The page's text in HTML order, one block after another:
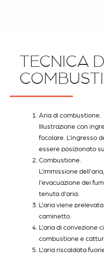
TECNICA
Aria di combustione.
Illustrazione con
focolare. L'ingresso
essere posizionato
Combustione.
L'immissione
l'evacuazione dei
tenuta d'aria.
L'aria viene
caminetto.
L'aria di convezione
combustione e
L'aria riscaldata